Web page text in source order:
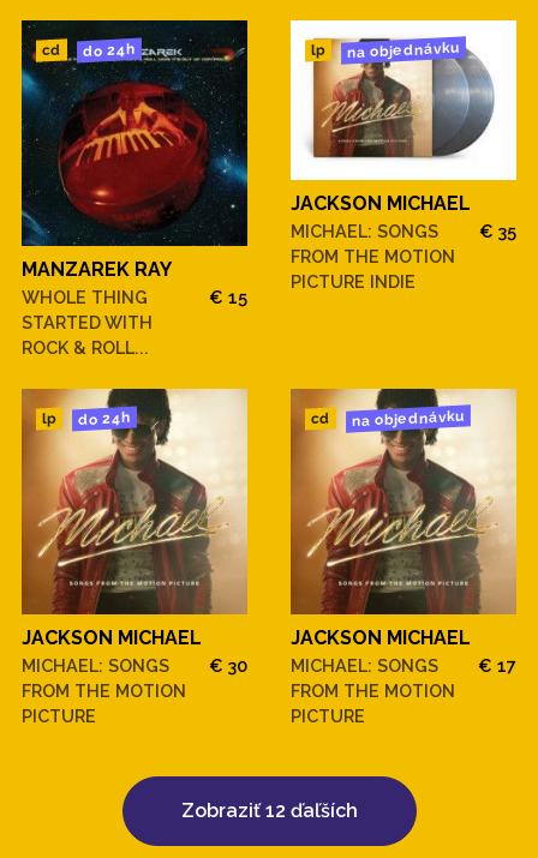
cd do 24h
MANZAREK RAY
WHOLE THING
STARTED WITH
ROCK & ROLL...
€ 15
lp na objednávku
JACKSON MICHAEL
MICHAEL: SONGS
FROM THE MOTION
PICTURE INDIE
€ 35
lp do 24h
JACKSON MICHAEL
MICHAEL: SONGS
FROM THE MOTION
PICTURE
€ 30
cd na objednávku
JACKSON MICHAEL
MICHAEL: SONGS
FROM THE MOTION
PICTURE
€ 17
Zobraziť 12 ďaľších